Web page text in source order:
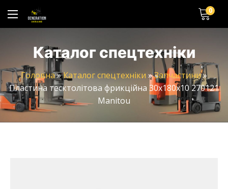
0
Каталог спецтехніки
Головна»Каталог спецтехніки »Запчастини»
Пластина тесктолітова фрикційна 30x180x10 270121
Manitou